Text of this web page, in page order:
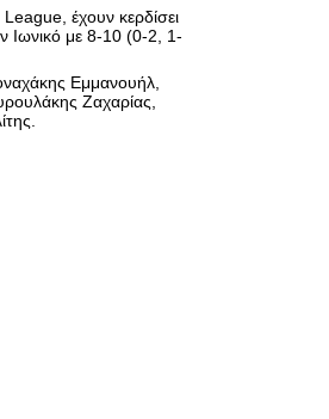
League, έχουν κερδίσει
Ιωνικό με 8-10 (0-2, 1-
Εμμανουήλ,
Ζαχαρίας,